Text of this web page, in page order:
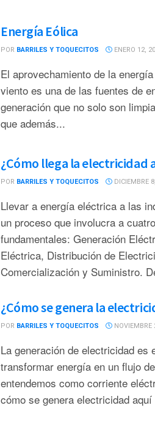
Energía Eólica
POR BARRILES Y TOQUECITOS ENERO 12,
El aprovechamiento de la
viento es una de las fuentes de
generación que no solo son
que además...
¿Cómo llega la electricidad
POR BARRILES Y TOQUECITOS DICIEMBRE
Llevar a energía eléctrica a las
un proceso que involucra a
fundamentales: Generación
Eléctrica, Distribución de
Comercialización y Suministro.
¿Cómo se genera la
POR BARRILES Y TOQUECITOS NOVIEMBRE
La generación de electricidad es
transformar energía en un flujo
entendemos como corriente
cómo se genera electricidad